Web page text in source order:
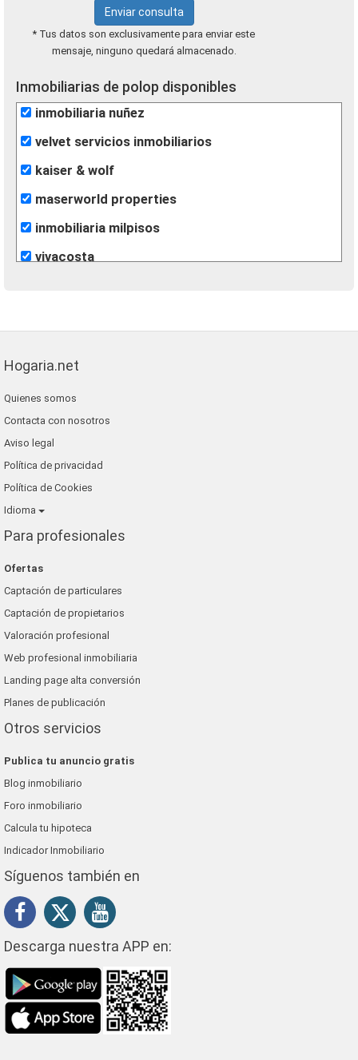
Enviar consulta
* Tus datos son exclusivamente para enviar este
mensaje, ninguno quedará almacenado.
Inmobiliarias de polop disponibles
inmobiliaria nuñez
velvet servicios inmobiliarios
kaiser & wolf
maserworld properties
inmobiliaria milpisos
vivacosta
Hogaria.net
Quienes somos
Contacta con nosotros
Aviso legal
Política de privacidad
Política de Cookies
Idioma
Para profesionales
Ofertas
Captación de particulares
Captación de propietarios
Valoración profesional
Web profesional inmobiliaria
Landing page alta conversión
Planes de publicación
Otros servicios
Publica tu anuncio gratis
Blog inmobiliario
Foro inmobiliario
Calcula tu hipoteca
Indicador Inmobiliario
Síguenos también en
Descarga nuestra APP en: